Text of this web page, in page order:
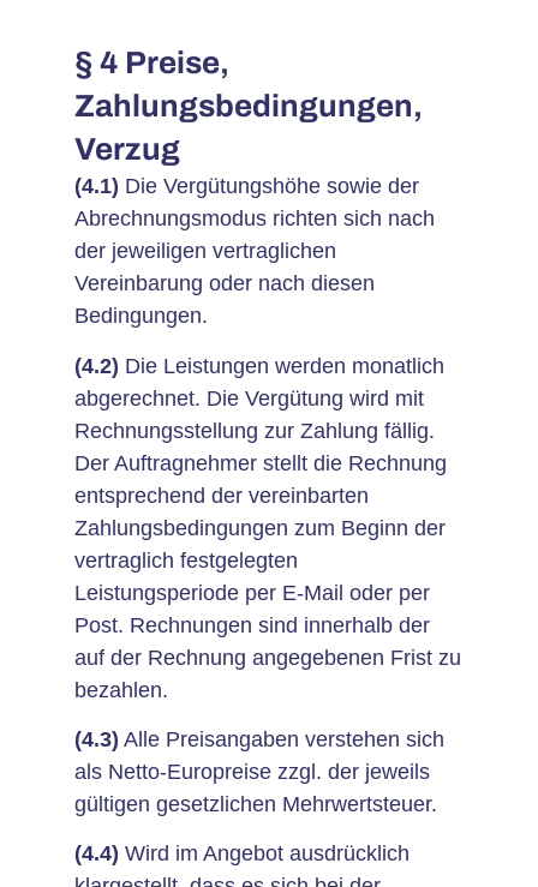
§ 4 Preise,
Zahlungsbedingungen,
Verzug
(4.1) Die Vergütungshöhe sowie der
Abrechnungsmodus richten sich nach
der jeweiligen vertraglichen
Vereinbarung oder nach diesen
Bedingungen.
(4.2) Die Leistungen werden monatlich
abgerechnet. Die Vergütung wird mit
Rechnungsstellung zur Zahlung fällig.
Der Auftragnehmer stellt die Rechnung
entsprechend der vereinbarten
Zahlungsbedingungen zum Beginn der
vertraglich festgelegten
Leistungsperiode per E-Mail oder per
Post. Rechnungen sind innerhalb der
auf der Rechnung angegebenen Frist zu
bezahlen.
(4.3) Alle Preisangaben verstehen sich
als Netto-Europreise zzgl. der jeweils
gültigen gesetzlichen Mehrwertsteuer.
(4.4) Wird im Angebot ausdrücklich